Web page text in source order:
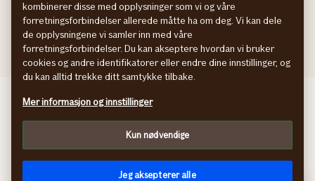
Behandling av personopplysninger
Cookies
kombinerer disse med opplysninger som vi og våre
forretningsforbindelser allerede måtte ha om deg. Vi kan dele
de opplysningene vi samler inn med våre
forretningsforbindelser. Du kan akseptere hvordan vi bruker
cookies og andre identifikatorer eller endre dine innstillinger, og
du kan alltid trekke ditt samtykke tilbake.
Mer informasjon og innstillinger
Kun nødvendige
Jeg aksepterer alle